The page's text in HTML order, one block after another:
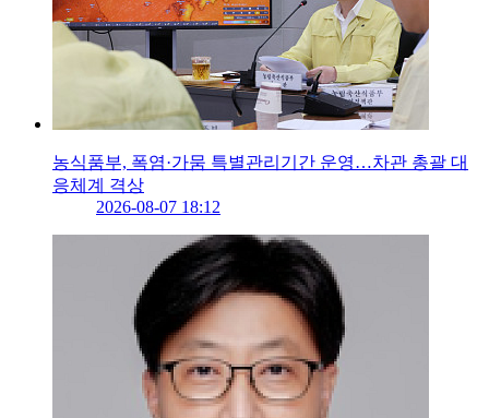
농식품부, 폭염·가뭄 특별관리기간 운영…차관 총괄 대
응체계 격상
2026-08-07 18:12